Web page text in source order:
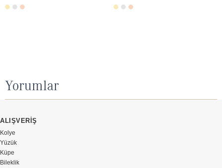
Yorumlar
ALIŞVERİŞ
Kolye
Yüzük
Küpe
Bileklik